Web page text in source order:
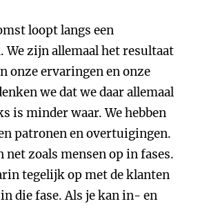
loopt langs een
We zijn allemaal het resultaat
onze ervaringen en onze
we dat we daar allemaal
is minder waar. We hebben
patronen en overtuigingen.
net zoals mensen op in fases.
tegelijk op met de klanten
die fase. Als je kan in- en